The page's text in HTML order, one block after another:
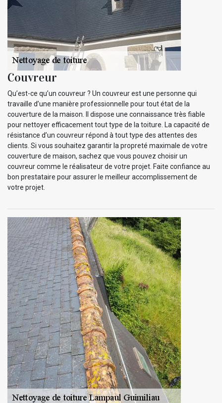
Couvreur
Qu’est-ce qu’un couvreur ? Un couvreur est une personne qui
travaille d’une manière professionnelle pour tout état de la
couverture de la maison. Il dispose une connaissance très fiable
pour nettoyer efficacement tout type de la toiture. La capacité de
résistance d’un couvreur répond à tout type des attentes des
clients. Si vous souhaitez garantir la propreté maximale de votre
couverture de maison, sachez que vous pouvez choisir un
couvreur comme le réalisateur de votre projet. Faite confiance au
bon prestataire pour assurer le meilleur accomplissement de
votre projet.